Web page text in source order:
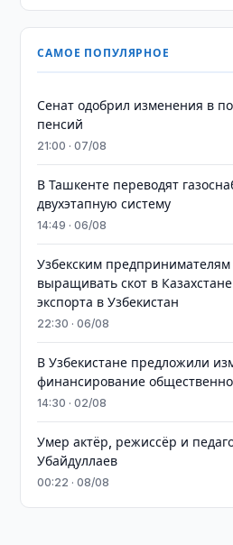
САМОЕ ПОПУЛЯРНОЕ
Сенат одобрил изменения в
пенсий
21:00 · 07/08
В Ташкенте переводят
двухэтапную систему
14:49 · 06/08
Узбекским
выращивать скот в
экспорта в Узбекистан
22:30 · 06/08
В Узбекистане предложили
финансирование
14:30 · 02/08
Умер актёр, режиссёр и
Убайдуллаев
00:22 · 08/08